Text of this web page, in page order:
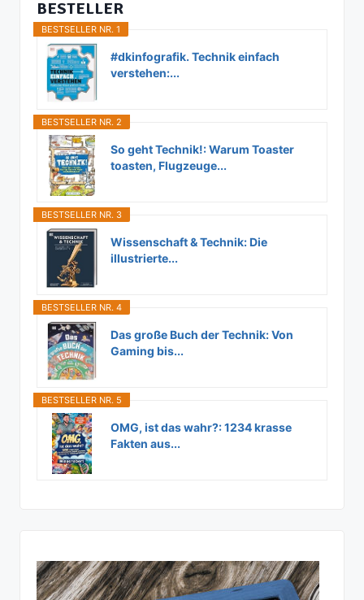
BESTELLER
BESTSELLER NR. 1
#dkinfografik. Technik einfach
verstehen:...
BESTSELLER NR. 2
So geht Technik!: Warum Toaster
toasten, Flugzeuge...
BESTSELLER NR. 3
Wissenschaft & Technik: Die
illustrierte...
BESTSELLER NR. 4
Das große Buch der Technik: Von
Gaming bis...
BESTSELLER NR. 5
OMG, ist das wahr?: 1234 krasse
Fakten aus...